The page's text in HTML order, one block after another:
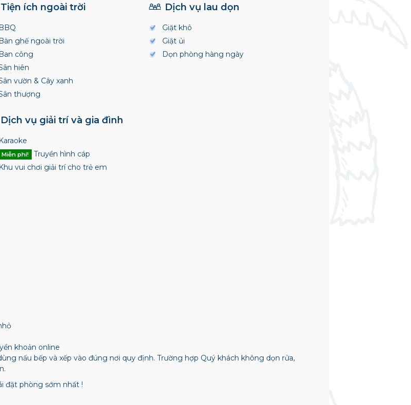
Tiện ích ngoài trời
BBQ
Bàn ghế ngoài trời
Ban công
hiên
vườn & Cây xanh
thượng
Dịch vụ giải trí và gia đình
Karaoke
Miễn phí!
Truyền hình cáp
Khu vui chơi giải trí cho trẻ em
Dịch vụ lau dọn
Giặt khô
Giặt ủi
Dọn phòng hàng ngày
khoản online
nấu bếp và xếp vào đúng nơi quy định. Trường hợp Quý khách không dọn rửa,
đặt phòng sớm nhất !